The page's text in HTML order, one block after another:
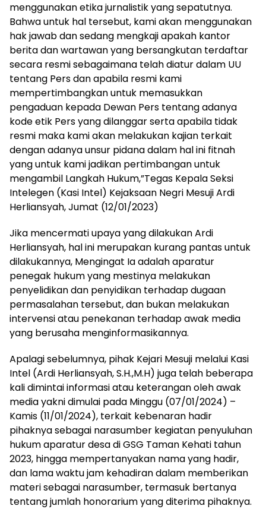
menggunakan etika jurnalistik yang sepatutnya.
Bahwa untuk hal tersebut, kami akan menggunakan
hak jawab dan sedang mengkaji apakah kantor
berita dan wartawan yang bersangkutan terdaftar
secara resmi sebagaimana telah diatur dalam UU
tentang Pers dan apabila resmi kami
mempertimbangkan untuk memasukkan
pengaduan kepada Dewan Pers tentang adanya
kode etik Pers yang dilanggar serta apabila tidak
resmi maka kami akan melakukan kajian terkait
dengan adanya unsur pidana dalam hal ini fitnah
yang untuk kami jadikan pertimbangan untuk
mengambil Langkah Hukum,”Tegas Kepala Seksi
Intelegen (Kasi Intel) Kejaksaan Negri Mesuji Ardi
Herliansyah, Jumat (12/01/2023)
Jika mencermati upaya yang dilakukan Ardi
Herliansyah, hal ini merupakan kurang pantas untuk
dilakukannya, Mengingat Ia adalah aparatur
penegak hukum yang mestinya melakukan
penyelidikan dan penyidikan terhadap dugaan
permasalahan tersebut, dan bukan melakukan
intervensi atau penekanan terhadap awak media
yang berusaha menginformasikannya.
Apalagi sebelumnya, pihak Kejari Mesuji melalui Kasi
Intel (Ardi Herliansyah, S.H.,M.H) juga telah beberapa
kali dimintai informasi atau keterangan oleh awak
media yakni dimulai pada Minggu (07/01/2024) –
Kamis (11/01/2024), terkait kebenaran hadir
pihaknya sebagai narasumber kegiatan penyuluhan
hukum aparatur desa di GSG Taman Kehati tahun
2023, hingga mempertanyakan nama yang hadir,
dan lama waktu jam kehadiran dalam memberikan
materi sebagai narasumber, termasuk bertanya
tentang jumlah honorarium yang diterima pihaknya.